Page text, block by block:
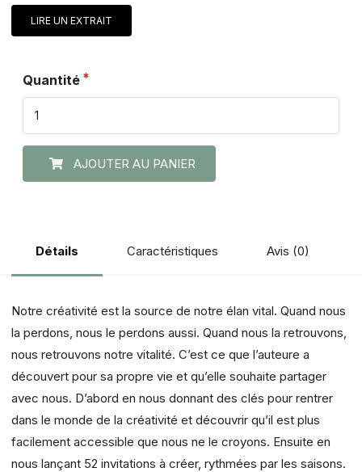
LIRE UN EXTRAIT
Quantité
AJOUTER AU PANIER
Détails Caractéristiques Avis (0)
Notre créativité est la source de notre élan vital. Quand nous
la perdons, nous le perdons aussi. Quand nous la retrouvons,
nous retrouvons notre vitalité. C’est ce que l’auteure a
découvert pour sa propre vie et qu’elle souhaite partager
avec nous. D’abord en nous donnant des clés pour rentrer
dans le monde de la créativité et découvrir qu’il est plus
facilement accessible que nous ne le croyons. Ensuite en
nous lançant 52 invitations à créer, rythmées par les saisons.